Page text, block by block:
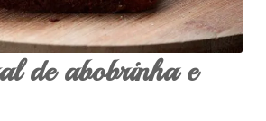
de abobrinha e